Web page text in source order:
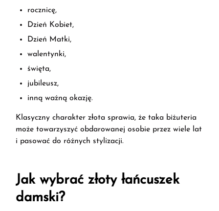
rocznicę,
Dzień Kobiet,
Dzień Matki,
walentynki,
święta,
jubileusz,
inną ważną okazję.
Klasyczny charakter złota sprawia, że taka biżuteria
może towarzyszyć obdarowanej osobie przez wiele lat
i pasować do różnych stylizacji.
Jak wybrać złoty łańcuszek
damski?